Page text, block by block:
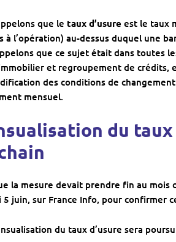
que le taux d’usure est le taux
à l’opération) au-dessus duquel une
que ce sujet était dans toutes
et regroupement de crédits,
des conditions de
mensuel.
du taux
la mesure devait prendre fin au
5 juin, sur France Info, pour confirmer
du taux d’usure sera